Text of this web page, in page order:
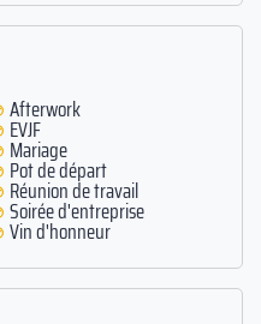
Afterwork
EVJF
Mariage
Pot de départ
Réunion de travail
Soirée d'entreprise
Vin d'honneur